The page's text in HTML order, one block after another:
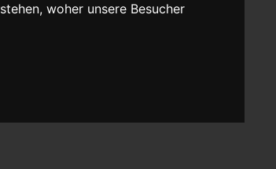
woher unsere Besucher